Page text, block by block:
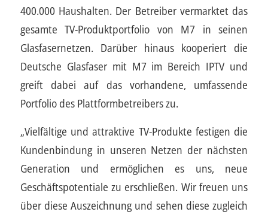
400.000 Haushalten. Der Betreiber vermarktet das
gesamte TV-Produktportfolio von M7 in seinen
Glasfasernetzen. Darüber hinaus kooperiert die
Deutsche Glasfaser mit M7 im Bereich IPTV und
greift dabei auf das vorhandene, umfassende
Portfolio des Plattformbetreibers zu.
„Vielfältige und attraktive TV-Produkte festigen die
Kundenbindung in unseren Netzen der nächsten
Generation und ermöglichen es uns, neue
Geschäftspotentiale zu erschließen. Wir freuen uns
über diese Auszeichnung und sehen diese zugleich